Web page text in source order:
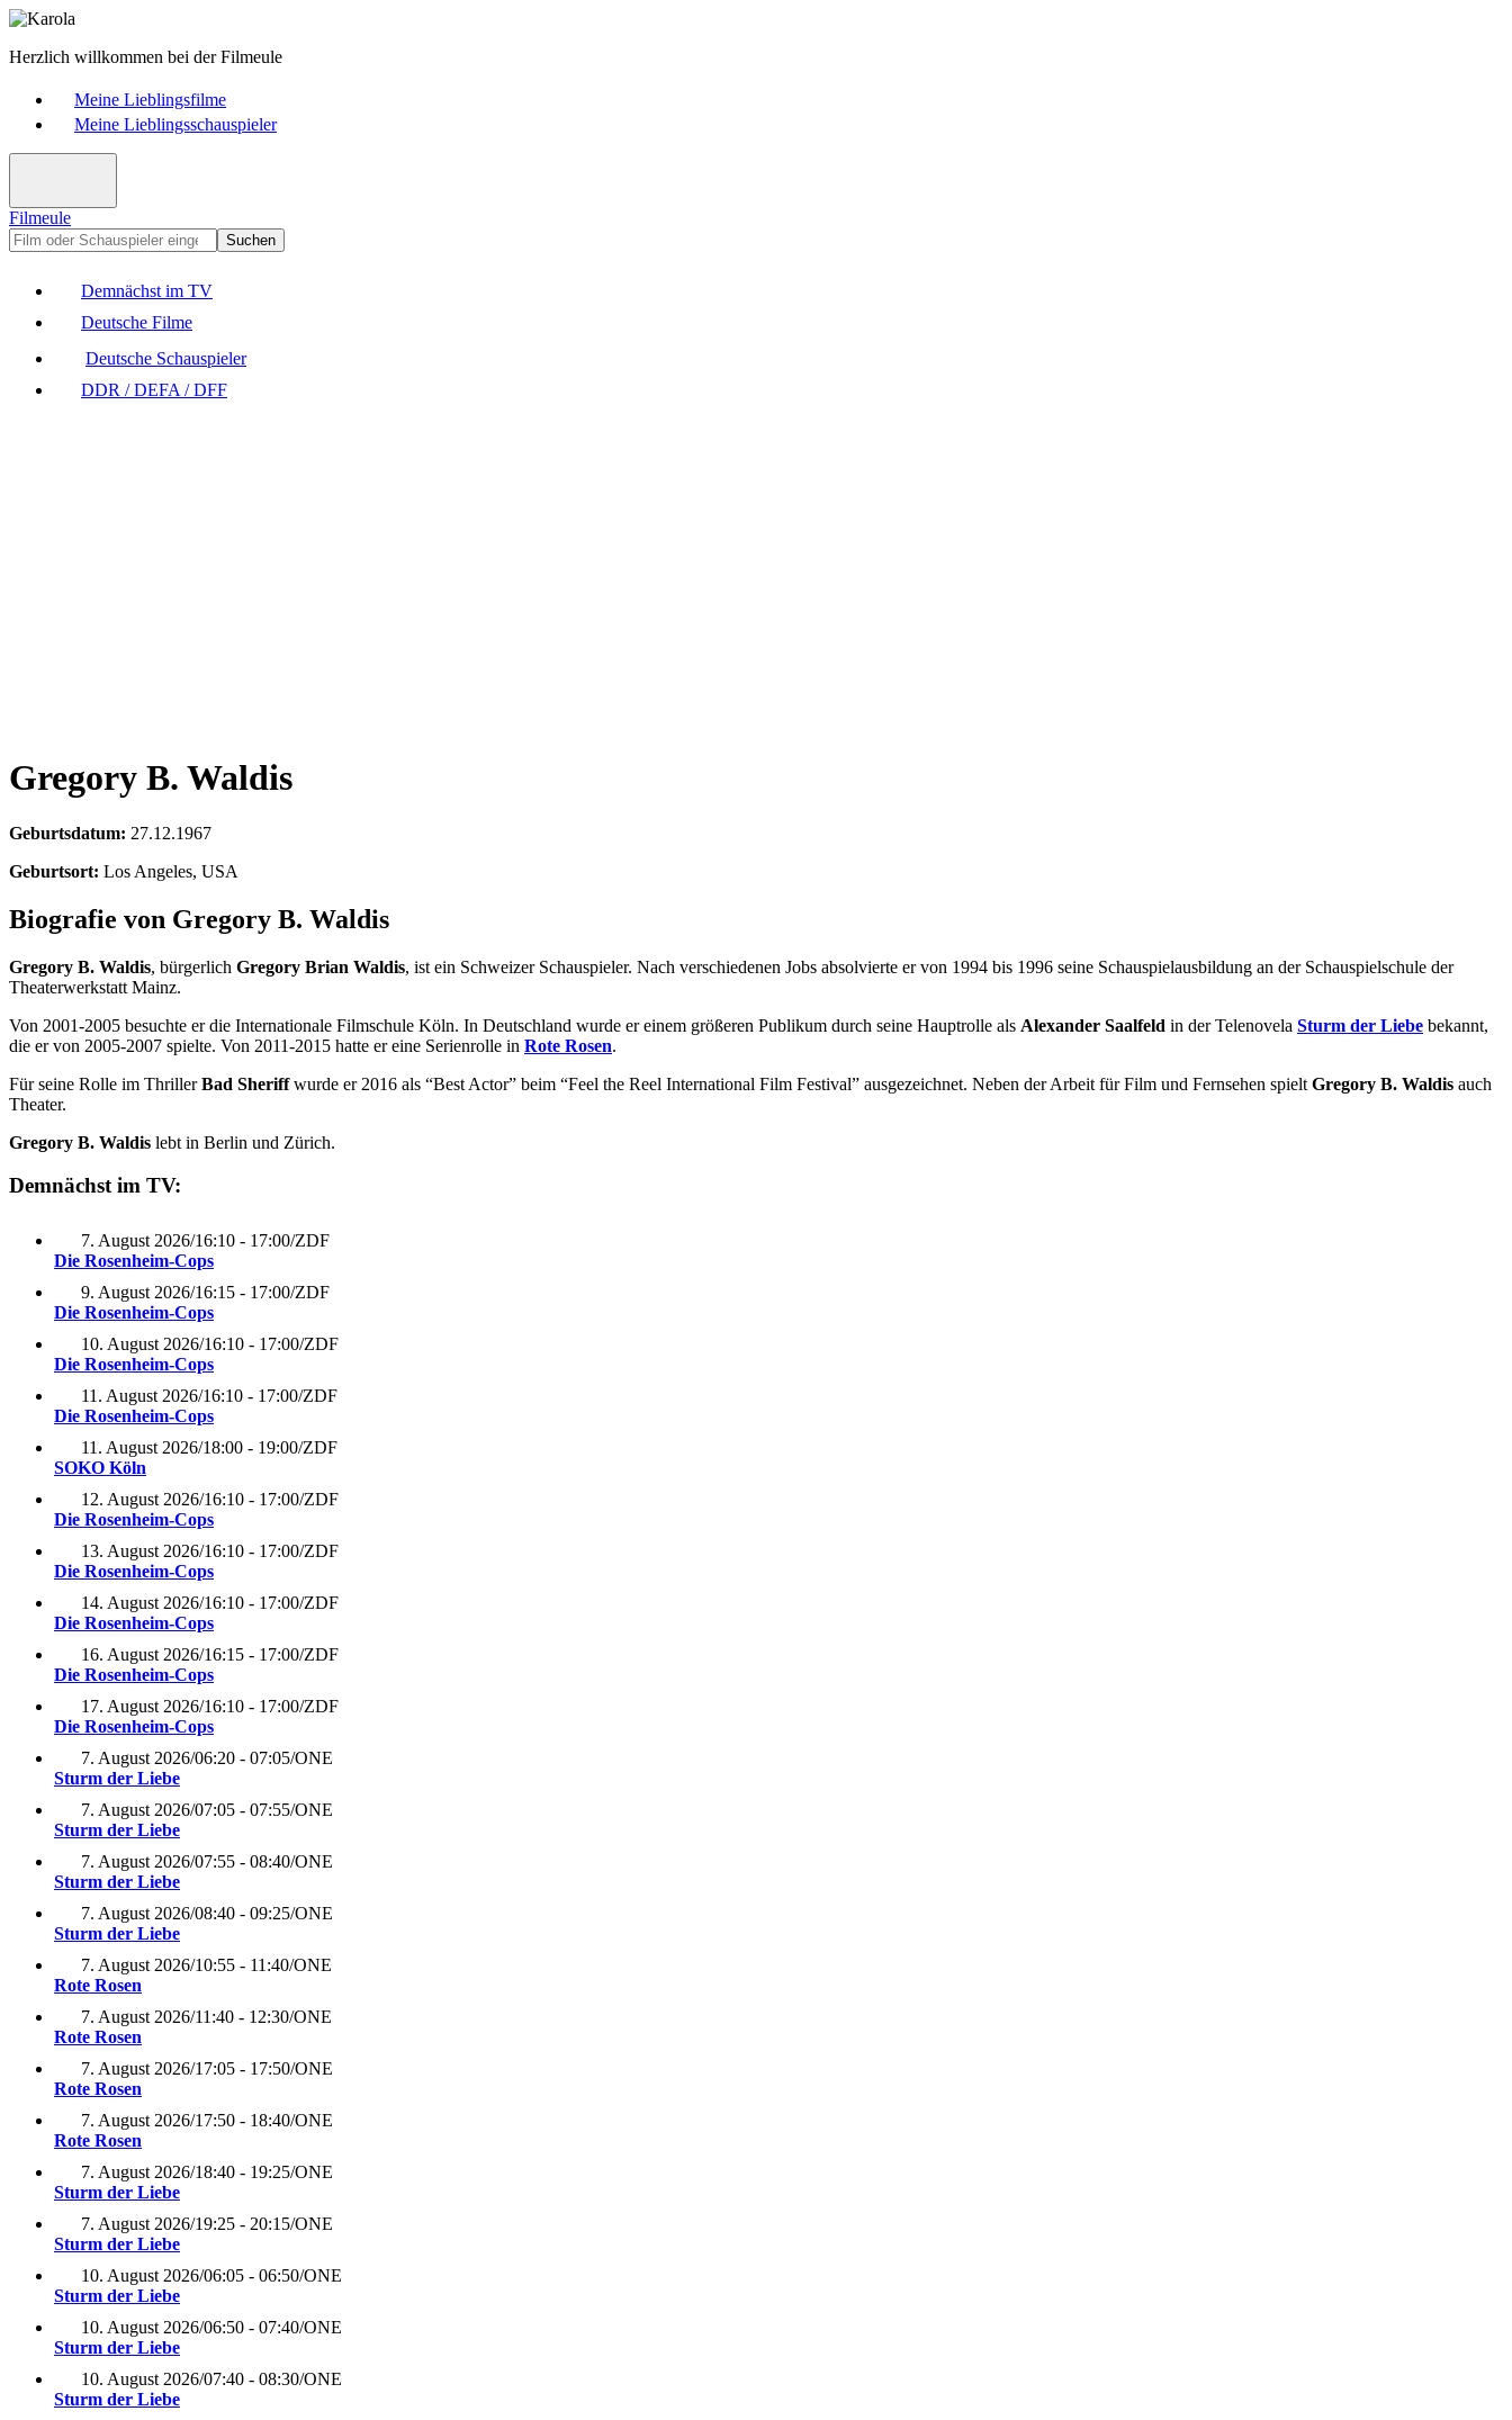
Herzlich willkommen bei der Filmeule
Meine Lieblingsfilme
Meine Lieblingsschauspieler
Filmeule
Suchen
Demnächst im TV
Deutsche Filme
Deutsche Schauspieler
DDR / DEFA / DFF
Gregory B. Waldis
Geburtsdatum: 27.12.1967
Geburtsort: Los Angeles, USA
Biografie von Gregory B. Waldis
Gregory B. Waldis, bürgerlich Gregory Brian Waldis, ist ein Schweizer Schauspieler. Nach verschiedenen Jobs absolvierte er von 1994 bis 1996 seine Schauspielausbildung an der Schauspielschule der
Theaterwerkstatt Mainz.
Von 2001-2005 besuchte er die Internationale Filmschule Köln. In Deutschland wurde er einem größeren Publikum durch seine Hauptrolle als Alexander Saalfeld in der Telenovela Sturm der Liebe bekannt,
die er von 2005-2007 spielte. Von 2011-2015 hatte er eine Serienrolle in Rote Rosen.
Für seine Rolle im ThrillerBad Sheriffwurde er 2016 als “Best Actor” beim “Feel the Reel International Film Festival” ausgezeichnet. Neben der Arbeit für Film und Fernsehen spielt Gregory B. Waldis auch
Theater.
Gregory B. Waldis lebt in Berlin und Zürich.
Demnächst im TV:
7. August 2026/16:10 - 17:00/ZDF
Die Rosenheim-Cops
9. August 2026/16:15 - 17:00/ZDF
Die Rosenheim-Cops
10. August 2026/16:10 - 17:00/ZDF
Die Rosenheim-Cops
11. August 2026/16:10 - 17:00/ZDF
Die Rosenheim-Cops
11. August 2026/18:00 - 19:00/ZDF
SOKO Köln
12. August 2026/16:10 - 17:00/ZDF
Die Rosenheim-Cops
13. August 2026/16:10 - 17:00/ZDF
Die Rosenheim-Cops
14. August 2026/16:10 - 17:00/ZDF
Die Rosenheim-Cops
16. August 2026/16:15 - 17:00/ZDF
Die Rosenheim-Cops
17. August 2026/16:10 - 17:00/ZDF
Die Rosenheim-Cops
7. August 2026/06:20 - 07:05/ONE
Sturm der Liebe
7. August 2026/07:05 - 07:55/ONE
Sturm der Liebe
7. August 2026/07:55 - 08:40/ONE
Sturm der Liebe
7. August 2026/08:40 - 09:25/ONE
Sturm der Liebe
7. August 2026/10:55 - 11:40/ONE
Rote Rosen
7. August 2026/11:40 - 12:30/ONE
Rote Rosen
7. August 2026/17:05 - 17:50/ONE
Rote Rosen
7. August 2026/17:50 - 18:40/ONE
Rote Rosen
7. August 2026/18:40 - 19:25/ONE
Sturm der Liebe
7. August 2026/19:25 - 20:15/ONE
Sturm der Liebe
10. August 2026/06:05 - 06:50/ONE
Sturm der Liebe
10. August 2026/06:50 - 07:40/ONE
Sturm der Liebe
10. August 2026/07:40 - 08:30/ONE
Sturm der Liebe